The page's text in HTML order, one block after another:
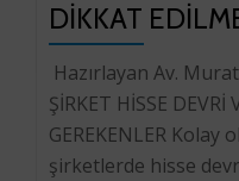
DİKKAT
Hazırlayan Av.
ŞİRKET HİSSE DEVRİ
GEREKENLER Kolay
şirketlerde hisse